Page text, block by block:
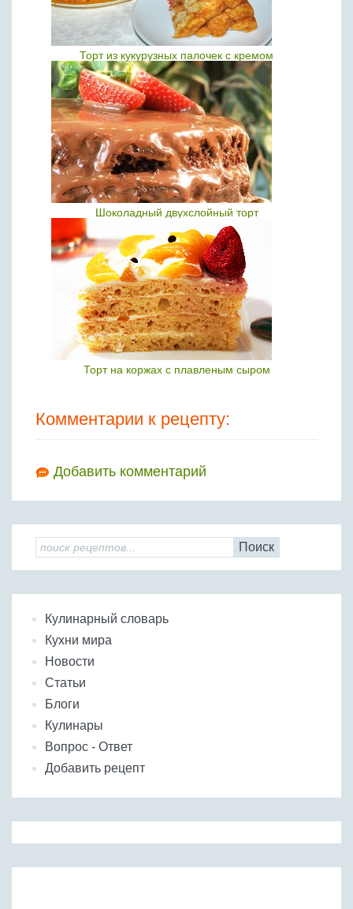
Торт из кукурузных палочек с кремом
Шоколадный двухслойный торт
Торт на коржах с плавленым сыром
Комментарии к рецепту:
Добавить комментарий
Поиск
Кулинарный словарь
Кухни мира
Новости
Статьи
Блоги
Кулинары
Вопрос - Ответ
Добавить рецепт